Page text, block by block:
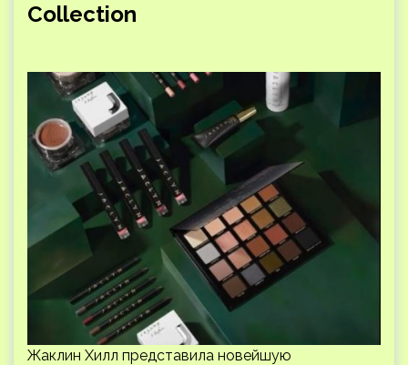
Collection
Жаклин Хилл представила новейшую